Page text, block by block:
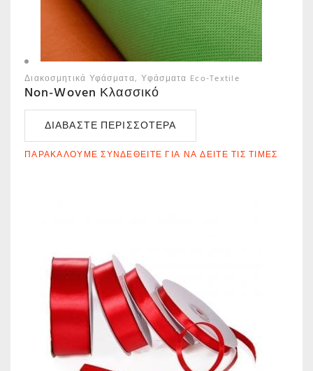
Διακοσμητικά Υφάσματα Υφάσματα Eco-Textile
Non-Woven Κλασσικό
ΔΙΑΒΆΣΤΕ ΠΕΡΙΣΣΌΤΕΡΑ
ΠΑΡΑΚΑΛΟΎΜΕ ΣΥΝΔΕΘΕΊΤΕ ΓΙΑ ΝΑ ΔΕΊΤΕ ΤΙΣ ΤΙΜΈΣ